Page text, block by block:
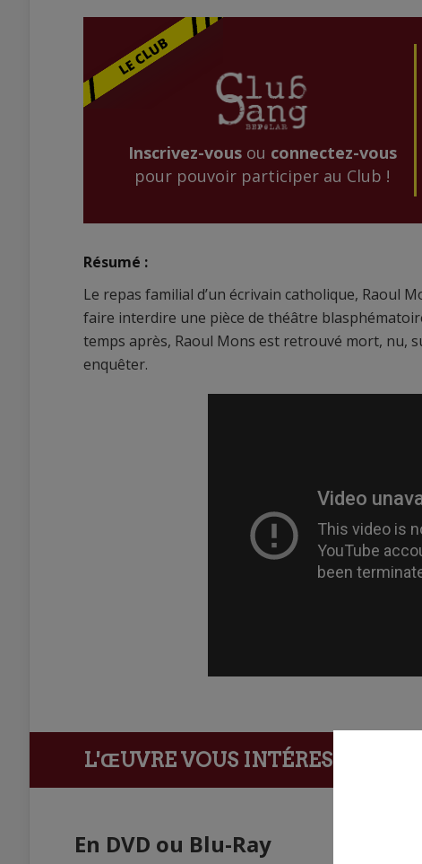
Inscrivez-vousou connectez-vous
pour pouvoir participer au Club !
Résumé :
Le repas familial d’un écrivain catholique, Raoul
faire interdire une pièce de théâtre
temps après, Raoul Mons est retrouvé mort, nu,
enquêter.
L'ŒUVRE VOUS INTÉRESSE ?
En DVD ou Blu-Ray